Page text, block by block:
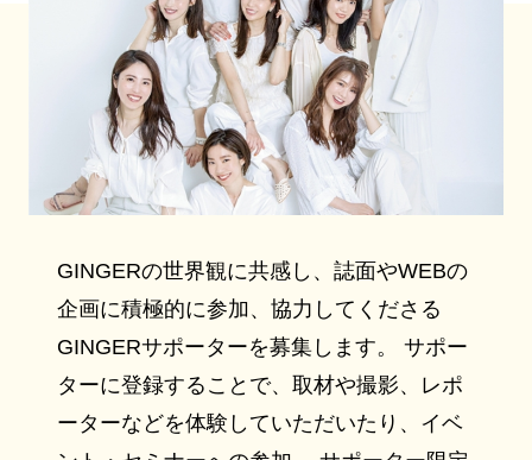
GINGERの世界観に共感し、誌面やWEBの
企画に積極的に参加、協力してくださる
GINGERサポーターを募集します。 サポー
ターに登録することで、取材や撮影、レポ
ーターなどを体験していただいたり、イベ